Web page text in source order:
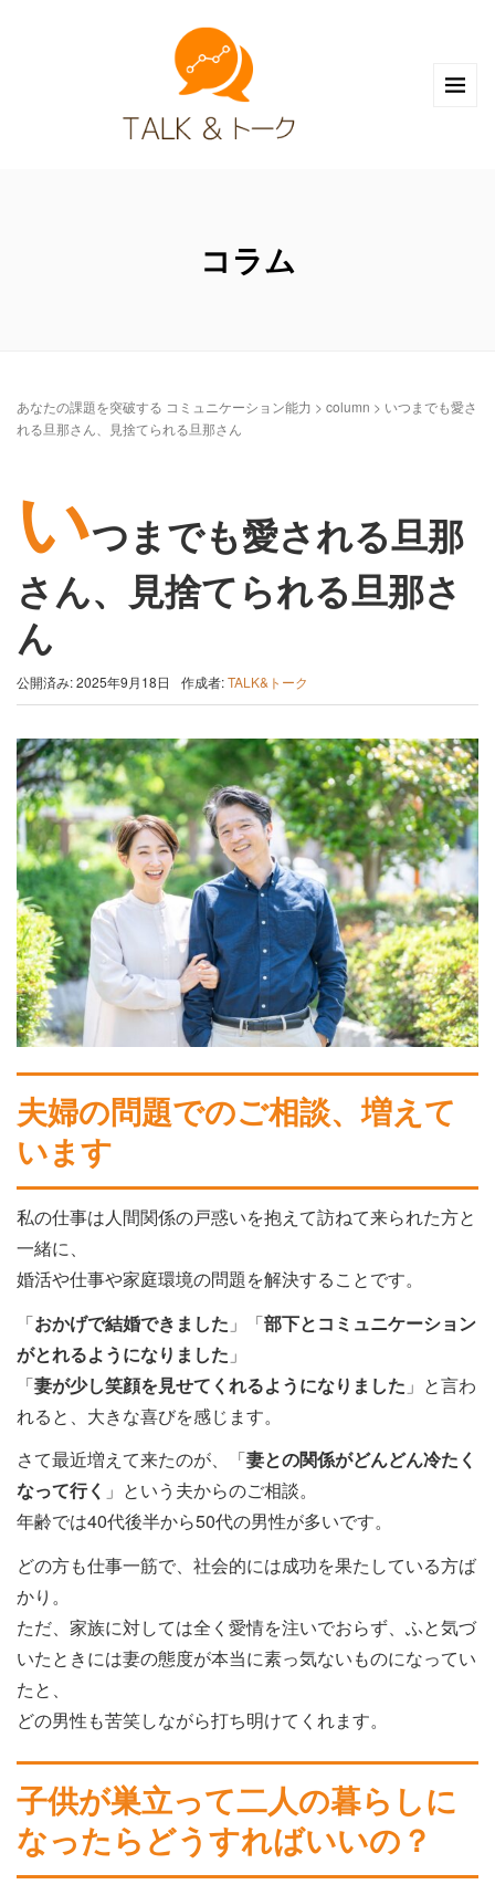
コラム
あなたの課題を突破する コミュニケーション能力 > column > いつまでも愛さ
れる旦那さん、見捨てられる旦那さん
いつまでも愛される旦那
さん、見捨てられる旦那さ
ん
公開済み: 2025年9月18日 作成者:TALK&トーク
夫婦の問題でのご相談、増えて
います
私の仕事は人間関係の戸惑いを抱えて訪ねて来られた方と
一緒に、
婚活や仕事や家庭環境の問題を解決することです。
「おかげで結婚できました 」「部下とコミュニケーション
がとれるようになりました 」
「妻が少し笑顔を見せてくれるようになりました 」と言わ
れると、大きな喜びを感じます。
さて最近増えて来たのが、「妻との関係がどんどん冷たく
なって行く 」という夫からのご相談。
年齢では40代後半から50代の男性が多いです。
どの方も仕事一筋で、社会的には成功を果たしている方ば
かり。
ただ、家族に対しては全く愛情を注いでおらず、ふと気づ
いたときには妻の態度が本当に素っ気ないものになってい
たと、
どの男性も苦笑しながら打ち明けてくれます。
子供が巣立って二人の暮らしに
なったらどうすればいいの？